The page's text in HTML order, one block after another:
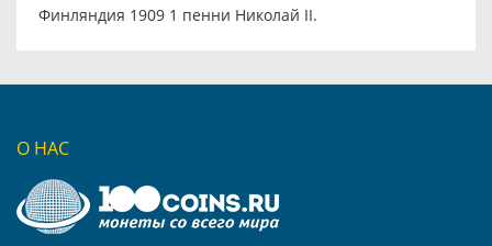
Финляндия 1909 1 пенни Николай II.
О НАС